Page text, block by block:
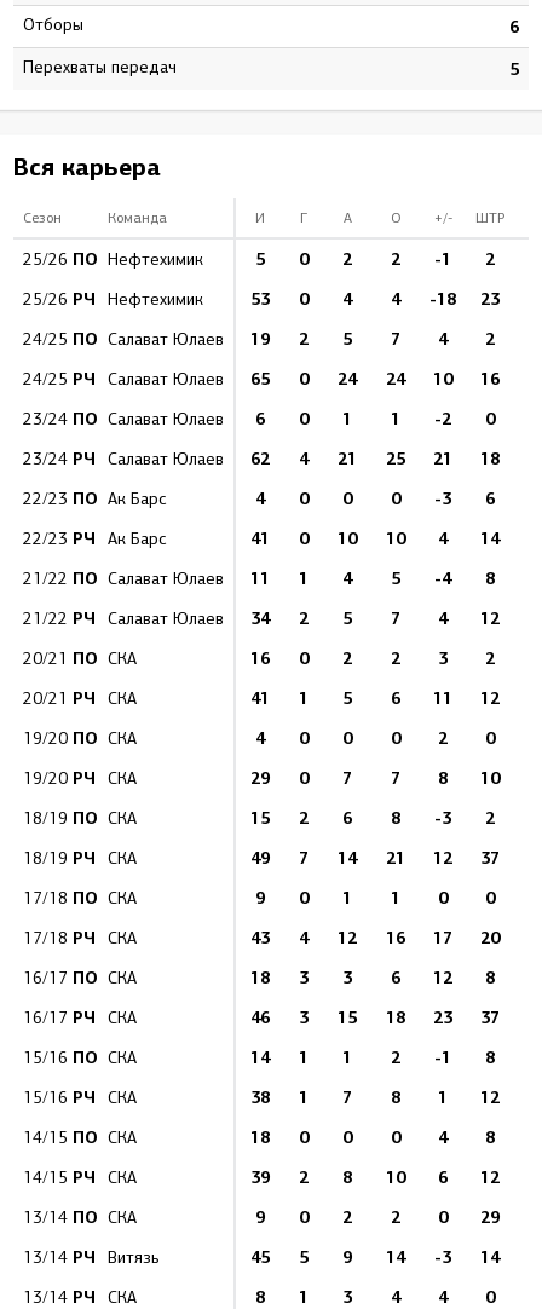
Отборы 6
Перехваты передач 5
Вся карьера
Сезон Команда И Г А О +/- ШТР
25/26 ПО Нефтехимик 5 0 2 2 -1 2
25/26 РЧ Нефтехимик 53 0 4 4 -18 23
24/25 ПО Салават Юлаев 19 2 5 7 4 2
24/25 РЧ Салават Юлаев 65 0 24 24 10 16
23/24 ПО Салават Юлаев 6 0 1 1 -2 0
23/24 РЧ Салават Юлаев 62 4 21 25 21 18
22/23 ПО Ак Барс 4 0 0 0 -3 6
22/23 РЧ Ак Барс 41 0 10 10 4 14
21/22 ПО Салават Юлаев 11 1 4 5 -4 8
21/22 РЧ Салават Юлаев 34 2 5 7 4 12
20/21 ПО СКА 16 0 2 2 3 2
20/21 РЧ СКА 41 1 5 6 11 12
19/20 ПО СКА 4 0 0 0 2 0
19/20 РЧ СКА 29 0 7 7 8 10
18/19 ПО СКА 15 2 6 8 -3 2
18/19 РЧ СКА 49 7 14 21 12 37
17/18 ПО СКА 9 0 1 1 0 0
17/18 РЧ СКА 43 4 12 16 17 20
16/17 ПО СКА 18 3 3 6 12 8
16/17 РЧ СКА 46 3 15 18 23 37
15/16 ПО СКА 14 1 1 2 -1 8
15/16 РЧ СКА 38 1 7 8 1 12
14/15 ПО СКА 18 0 0 0 4 8
14/15 РЧ СКА 39 2 8 10 6 12
13/14 ПО СКА 9 0 2 2 0 29
13/14 РЧ Витязь 45 5 9 14 -3 14
13/14 РЧ СКА 8 1 3 4 4 0